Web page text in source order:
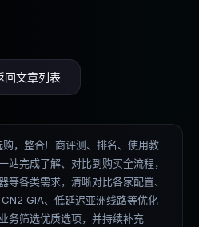
回文章列表
，整合厂商评测、排名、使用教
站完成了解、对比到购买全流程，
等各类需求，清晰对比各家配置、
GIA、低延迟亚洲线路等优化
务筛选优质选项，并持续补充